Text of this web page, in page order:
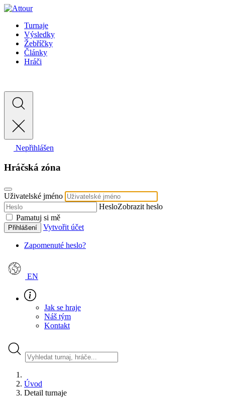
Turnaje
Výsledky
Žebříčky
Články
Hráči
Nepřihlášen
Hráčská zóna
Uživatelské jméno
HesloZobrazit heslo
Pamatuj si mě
Přihlášení Vytvořit účet
Zapomenuté heslo?
EN
Jak se hraje
Náš tým
Kontakt
Úvod
Detail turnaje